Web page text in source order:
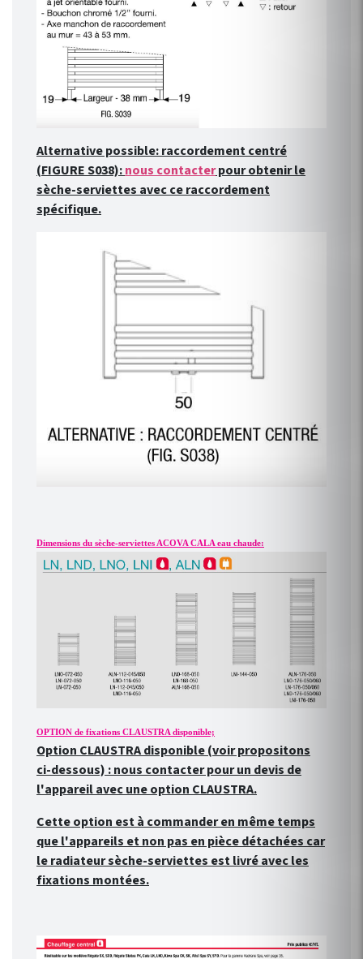
Alternative possible: raccordement centré
(FIGURE S038):nous contacterpour obtenir le
sèche-serviettes avec ce raccordement
spécifique.
Dimensions du sèche-serviettes ACOVA CALA eau chaude:
OPTION de fixations CLAUSTRA disponible;
Option CLAUSTRA disponible (voir propositons
ci-dessous) : nous contacter pour un devis de
l'appareil avec une option CLAUSTRA.
Cette option est à commander en même temps
que l'appareils et non pas en pièce détachées car
le radiateur sèche-serviettes est livré avec les
fixations montées.